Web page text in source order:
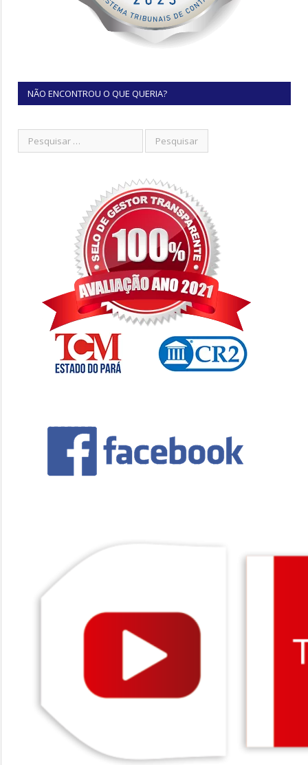
NÃO ENCONTROU O QUE QUERIA?